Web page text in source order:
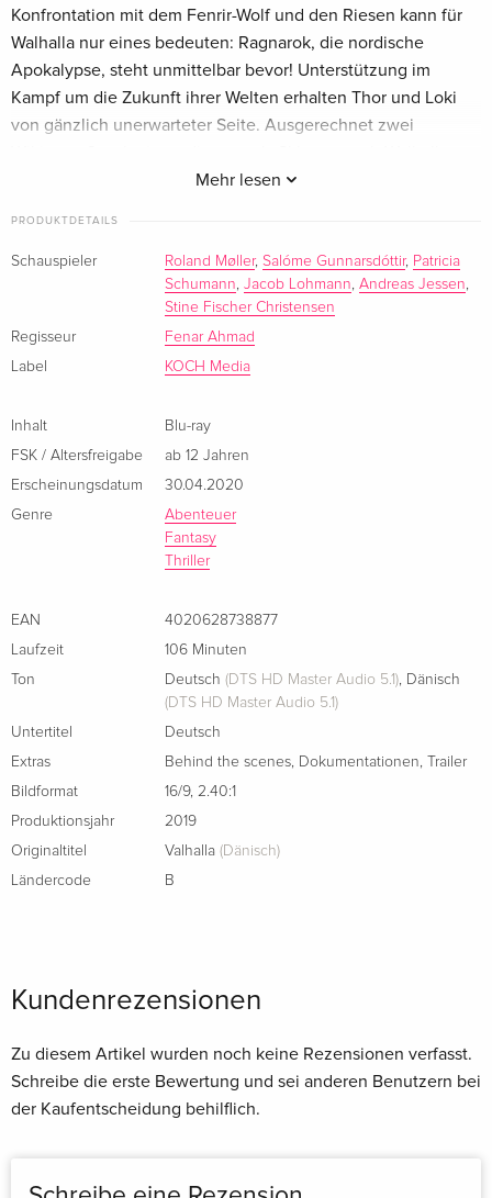
Mehr lesen
Konfrontation mit dem Fenrir-Wolf und den Riesen kann für
Walhalla nur eines bedeuten: Ragnarok, die nordische
Apokalypse, steht unmittelbar bevor! Unterstützung im
Kampf um die Zukunft ihrer Welten erhalten Thor und Loki
von gänzlich unerwarteter Seite. Ausgerechnet zwei
verschleppt hat, könnten der Schlüssel zum Sieg gegen die
PRODUKTDETAILS
Schauspieler Roland Møller, Salóme Gunnarsdóttir, Patricia
Schumann Jacob Lohmann Andreas Jessen
Stine Fischer Christensen
Regisseur
Fenar Ahmad
Label
KOCH Media
Inhalt
Blu-ray
FSK / Altersfreigabe
ab 12 Jahren
Erscheinungsdatum
30.04.2020
Genre
Abenteuer
Fantasy
Thriller
EAN
4020628738877
Laufzeit
106 Minuten
Ton
Deutsch (DTS HD Master Audio 5.1)
Dänisch
(DTS HD Master Audio 5.1)
Untertitel
Deutsch
Extras
Behind the scenes Dokumentationen Trailer
Bildformat
16/9, 2.40:1
Produktionsjahr
2019
Originaltitel
Valhalla (Dänisch)
Ländercode
B
Kundenrezensionen
Zu diesem Artikel wurden noch keine Rezensionen verfasst.
Schreibe die erste Bewertung und sei anderen Benutzern bei
der Kaufentscheidung behilflich.